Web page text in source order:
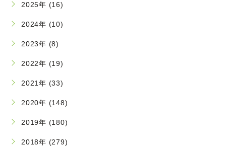
2025年 (16)
2024年 (10)
2023年 (8)
2022年 (19)
2021年 (33)
2020年 (148)
2019年 (180)
2018年 (279)